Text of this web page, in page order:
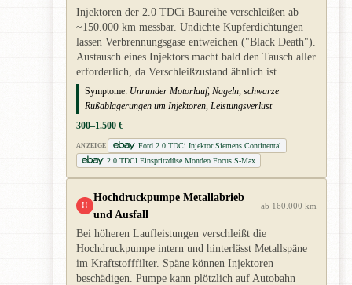
Injektoren der 2.0 TDCi Baureihe verschleißen ab
~150.000 km messbar. Undichte Kupferdichtungen
lassen Verbrennungsgase entweichen ("Black Death").
Austausch eines Injektors macht bald den Tausch aller
erforderlich, da Verschleißzustand ähnlich ist.
Symptome: Unrunder Motorlauf, Nageln, schwarze
Rußablagerungen um Injektoren, Leistungsverlust
300–1.500 €
ANZEIGE
Ford 2.0 TDCi Injektor Siemens Continental
2.0 TDCI Einspritzdüse Mondeo Focus S-Max
!!
Hochdruckpumpe Metallabrieb
und Ausfall
ab 160.000 km
Bei höheren Laufleistungen verschleißt die
Hochdruckpumpe intern und hinterlässt Metallspäne
im Kraftstofffilter. Späne können Injektoren
beschädigen. Pumpe kann plötzlich auf Autobahn